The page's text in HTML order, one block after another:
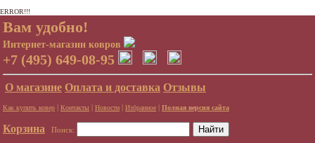
ERROR!!!
Вам удобно!
Интернет-магазин ковров
+7 (495) 649-08-95
О магазине Оплата и доставка Отзывы
Как купить ковер | Контакты | Новости | Избранное | Полная версия сайта
Корзина Поиск: